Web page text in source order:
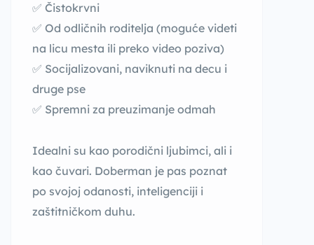
✅ Čistokrvni
✅ Od odličnih roditelja (moguće videti
na licu mesta ili preko video poziva)
✅ Socijalizovani, naviknuti na decu i
druge pse
✅ Spremni za preuzimanje odmah
Idealni su kao porodični ljubimci, ali i
kao čuvari. Doberman je pas poznat
po svojoj odanosti, inteligenciji i
zaštitničkom duhu.